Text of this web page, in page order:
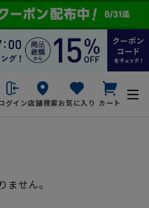
グイン店舗検索お気に入り カート
せん。